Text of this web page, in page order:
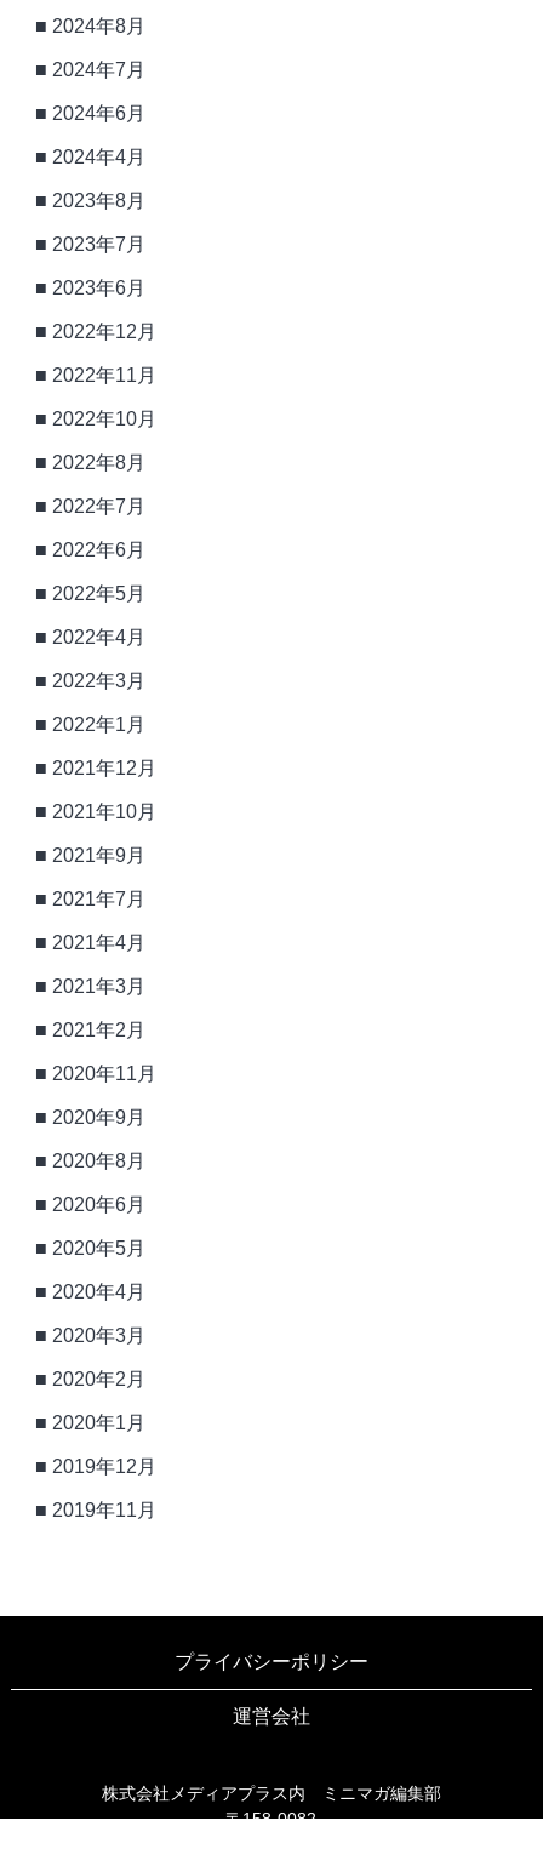
2024年8月
2024年7月
2024年6月
2024年4月
2023年8月
2023年7月
2023年6月
2022年12月
2022年11月
2022年10月
2022年8月
2022年7月
2022年6月
2022年5月
2022年4月
2022年3月
2022年1月
2021年12月
2021年10月
2021年9月
2021年7月
2021年4月
2021年3月
2021年2月
2020年11月
2020年9月
2020年8月
2020年6月
2020年5月
2020年4月
2020年3月
2020年2月
2020年1月
2019年12月
2019年11月
プライバシーポリシー
運営会社
株式会社メディアプラス内 ミニマガ編集部
〒158-0082